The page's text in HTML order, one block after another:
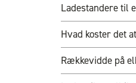
Ladestandere til
Hvad koster det
Rækkevidde på